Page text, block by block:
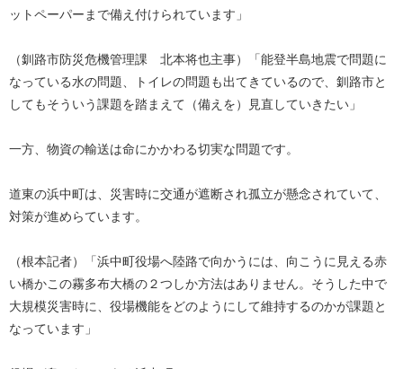
ットペーパーまで備え付けられています」
（釧路市防災危機管理課 北本将也主事）「能登半島地震で問題に
なっている水の問題、トイレの問題も出てきているので、釧路市と
してもそういう課題を踏まえて（備えを）見直していきたい」
一方、物資の輸送は命にかかわる切実な問題です。
道東の浜中町は、災害時に交通が遮断され孤立が懸念されていて、
対策が進めらています。
（根本記者）「浜中町役場へ陸路で向かうには、向こうに見える赤
い橋かこの霧多布大橋の２つしか方法はありません。そうした中で
大規模災害時に、役場機能をどのようにして維持するのかが課題と
なっています」